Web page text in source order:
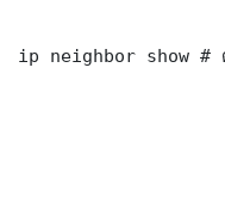
ip neighbor show #